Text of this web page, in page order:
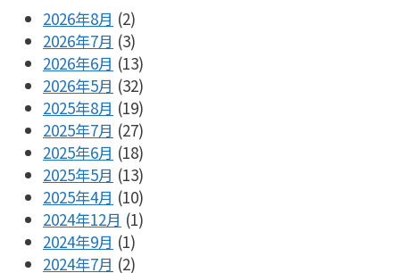
2026年8月 (2)
2026年7月 (3)
2026年6月 (13)
2026年5月 (32)
2025年8月 (19)
2025年7月 (27)
2025年6月 (18)
2025年5月 (13)
2025年4月 (10)
2024年12月 (1)
2024年9月 (1)
2024年7月 (2)